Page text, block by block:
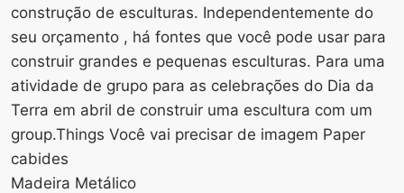
construção de esculturas. Independentemente do
seu orçamento , há fontes que você pode usar para
construir grandes e pequenas esculturas. Para uma
atividade de grupo para as celebrações do Dia da
Terra em abril de construir uma escultura com um
group.Things Você vai precisar de imagem Paper
cabides
Madeira Metálico